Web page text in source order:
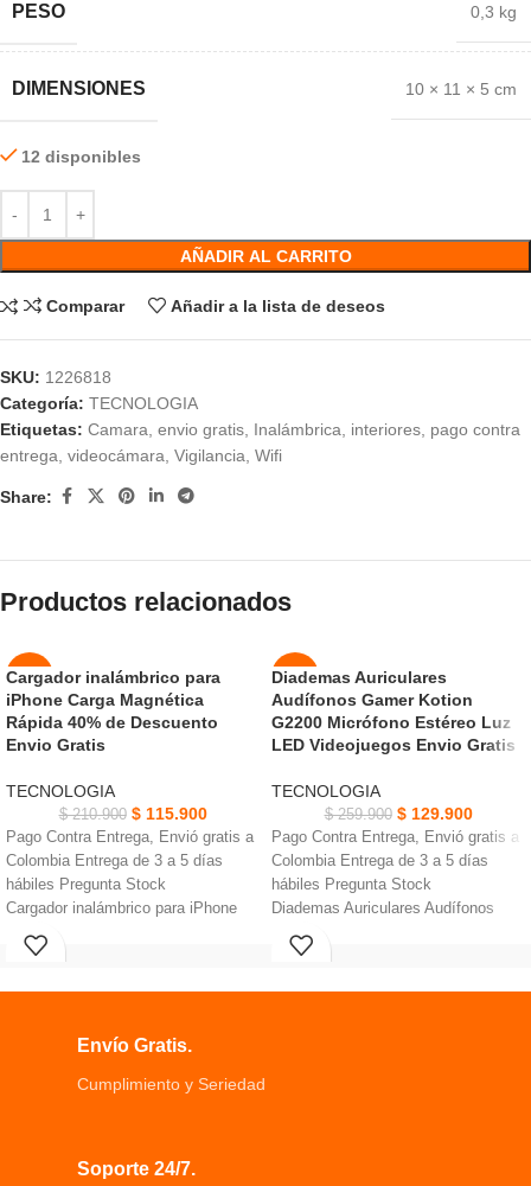
PESO 0,3 kg
DIMENSIONES 10 × 11 × 5 cm
12 disponibles
AÑADIR AL CARRITO
Comparar Añadir a la lista de deseos
SKU: 1226818
Categoría: TECNOLOGIA
Etiquetas: Camara, envio gratis, Inalámbrica, interiores, pago contra
entrega, videocámara, Vigilancia, Wifi
Share:
Productos relacionados
-45%
AGOT
ADO
Cargador inalámbrico para
iPhone Carga Magnética
Rápida 40% de Descuento
Envio Gratis
TECNOLOGIA
$210.900 $115.900
Pago Contra Entrega, Envió gratis a
Colombia Entrega de 3 a 5 días
hábiles Pregunta Stock
Cargador inalámbrico para iPhone
Carga Magnética Nueva tecnología
magnética magnético
Diseñado para que puedas jugar
fácilmente juegos, ver películas y
videos, escuchar música
inalámbricos de escritorio
-50%
NUEVO
Diademas Auriculares
Audífonos Gamer Kotion
G2200 Micrófono Estéreo Luz
LED Videojuegos Envio Gratis
TECNOLOGIA
$259.900 $129.900
Pago Contra Entrega, Envió gratis a
Colombia Entrega de 3 a 5 días
hábiles Pregunta Stock
Diademas Auriculares Audífonos
Gamer Kotion G2200
un nuevo chip de 3
Envío Gratis.
Cumplimiento y Seriedad
Soporte 24/7.